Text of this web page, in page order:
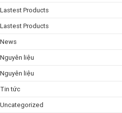
Lastest Products
Lastest Products
News
Nguyên liệu
Nguyên liệu
Tin tức
Uncategorized